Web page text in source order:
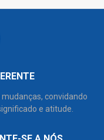
convidando
e atitude.